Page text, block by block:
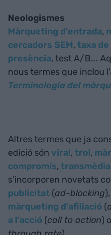
Neologismes
Màrqueting d'entrada,
cercadors SEM, taxa
presència, test A/B...
nous termes que inclou
Terminologia del
Altres termes que ja
edició són viral, trol,
compromís, transmèdia
s'incorporen novetats
publicitat (ad-blocking),
màrqueting d'afiliació (
a l'acció (call to action) o